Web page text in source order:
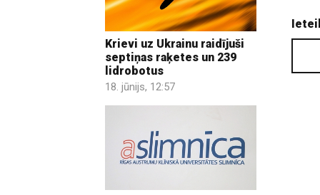
Krievi uz Ukrainu raidījuši
septiņas raķetes un 239
lidrobotus
18. jūnijs, 12:57